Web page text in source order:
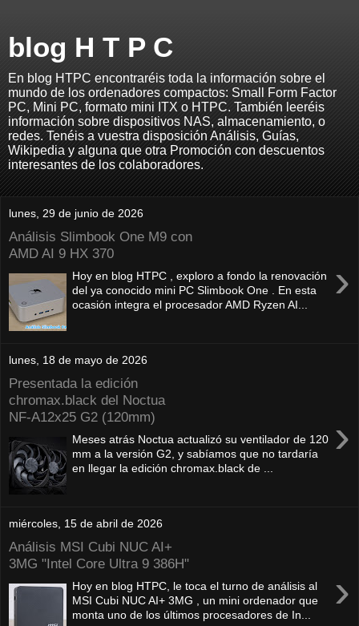
blog H T P C
En blog HTPC encontraréis toda la información sobre el
mundo de los ordenadores compactos: Small Form Factor
PC, Mini PC, formato mini ITX o HTPC. También leeréis
información sobre dispositivos NAS, almacenamiento, o
redes. Tenéis a vuestra disposición Análisis, Guías,
Wikipedia y alguna que otra Promoción con descuentos
interesantes de los colaboradores.
lunes, 29 de junio de 2026
Análisis Slimbook One M9 con
AMD AI 9 HX 370
›
Hoy en blog HTPC , exploro a fondo la renovación
del ya conocido mini PC Slimbook One . En esta
ocasión integra el procesador AMD Ryzen AI...
lunes, 18 de mayo de 2026
Presentada la edición
chromax.black del Noctua
NF‑A12x25 G2 (120mm)
›
Meses atrás Noctua actualizó su ventilador de 120
mm a la versión G2, y sabíamos que no tardaría
en llegar la edición chromax.black de ...
miércoles, 15 de abril de 2026
Análisis MSI Cubi NUC AI+
3MG "Intel Core Ultra 9 386H"
›
Hoy en blog HTPC, le toca el turno de análisis al
MSI Cubi NUC AI+ 3MG , un mini ordenador que
monta uno de los últimos procesadores de In...